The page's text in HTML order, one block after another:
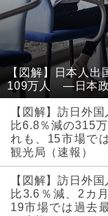
【図解】日本人
109万人 ―日本政
【図解】訪日外
比6.8％減の315
れも、15市場
観光局（速報）
【図解】訪日外
比3.6％減、2カ
19市場では過去